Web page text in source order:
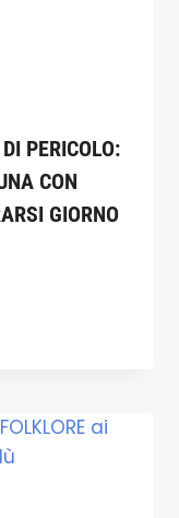
PERICOLO:
CON
GIORNO